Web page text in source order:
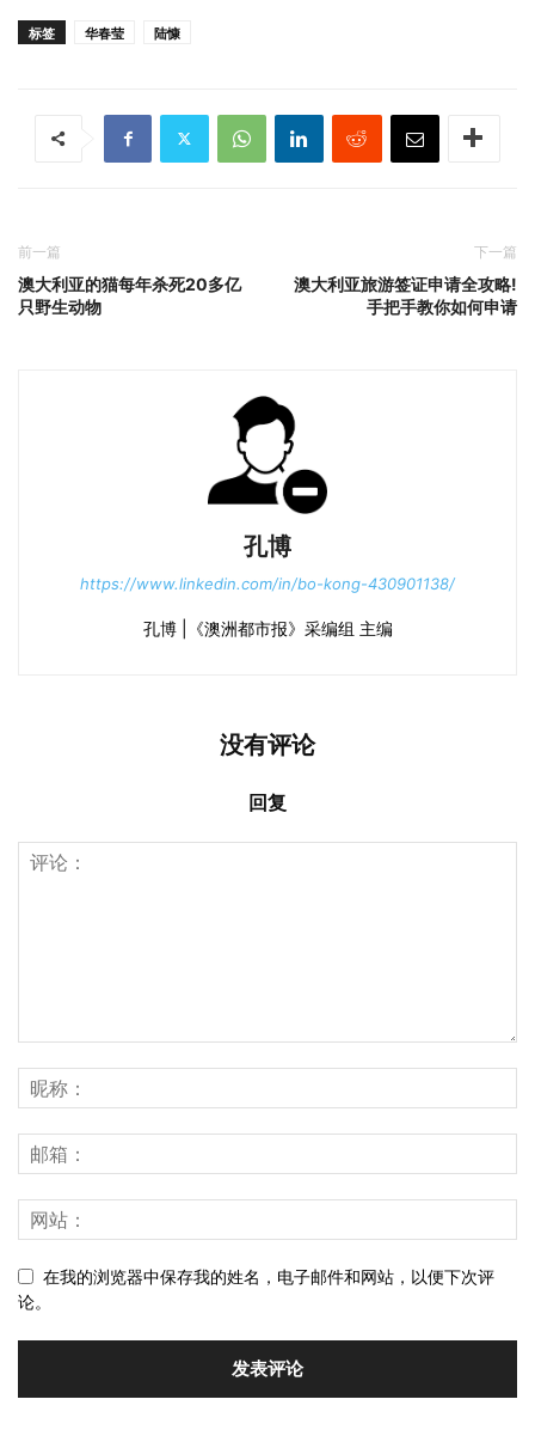
标签 华春莹 陆慷
前一篇
澳大利亚的猫每年杀死20多亿
只野生动物
下一篇
澳大利亚旅游签证申请全攻略!
手把手教你如何申请
孔博
https://www.linkedin.com/in/bo-kong-430901138/
孔博 |《澳洲都市报》采编组 主编
没有评论
回复
在我的浏览器中保存我的姓名，电子邮件和网站，以便下次评
论。